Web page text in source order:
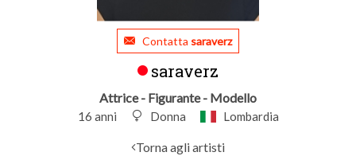
Contatta saraverz
saraverz
Attrice - Figurante - Modello
16 anni Donna Lombardia
Torna agli artisti